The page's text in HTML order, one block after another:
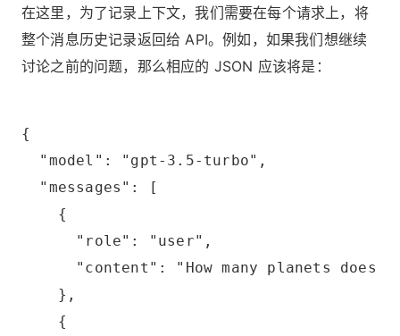
在这里，为了记录上下文，我们需要在每个请求上，将
整个消息历史记录返回给 API。例如，如果我们想继续
讨论之前的问题，那么相应的 JSON 应该将是：
{
  "model": "gpt-3.5-turbo",
  "messages": [
    {
      "role": "user",
"content": "How many planets does
    },
    {